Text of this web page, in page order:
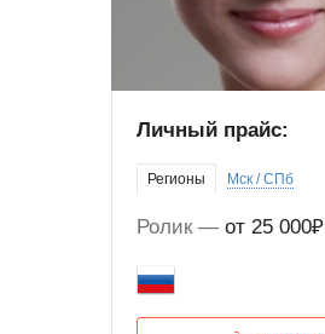
Личный прайс:
Регионы Мск / СПб
Ролик от 25 000₽